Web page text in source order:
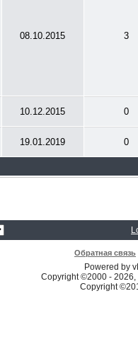
08.10.2015 3
10.12.2015 0
19.01.2019 0
Обратная связь
Powered by
Copyright ©2000 -
Copyright